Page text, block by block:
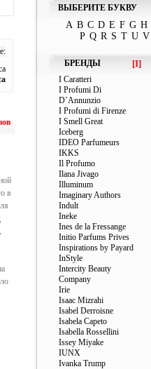
в
ВЫБЕРИТЕ БУКВУ
A B C D E F G H
P Q R S T U V
БРЕНДЫ [I]
I Caratteri
I Profumi Di
D`Annunzio
I Profumi di Firenze
I Smell Great
Iceberg
IDEO Parfumeurs
IKKS
Il Profumo
Ilana Jivago
Illuminum
Imaginary Authors
Indult
Ineke
Ines de la Fressange
Initio Parfums Prives
Inspirations by Payard
InStyle
Intercity Beauty
Company
Irie
Isaac Mizrahi
Isabel Derroisne
Isabela Capeto
Isabella Rossellini
Issey Miyake
IUNX
Ivanka Trump